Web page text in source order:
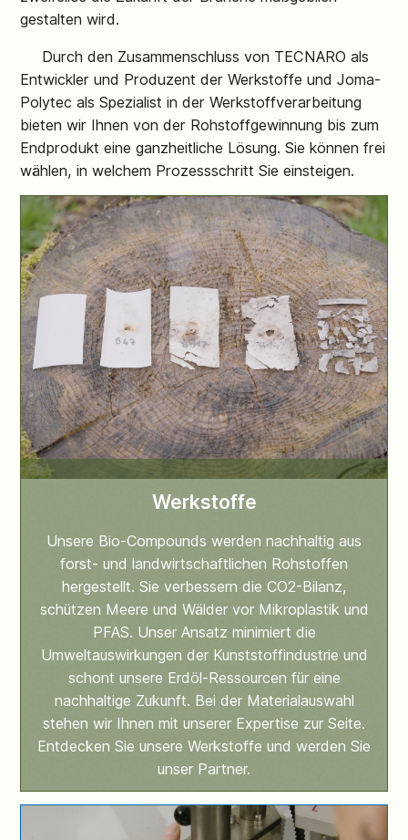
gestalten wird.
Durch den Zusammenschluss von TECNARO als
Entwickler und Produzent der Werkstoffe und Joma-
Polytec als Spezialist in der Werkstoffverarbeitung
bieten wir Ihnen von der Rohstoffgewinnung bis zum
Endprodukt eine ganzheitliche Lösung. Sie können frei
wählen, in welchem Prozessschritt Sie einsteigen.
Werkstoffe
Unsere Bio-Compounds werden nachhaltig aus
forst- und landwirtschaftlichen Rohstoffen
hergestellt. Sie verbessern die CO2-Bilanz,
schützen Meere und Wälder vor Mikroplastik und
PFAS. Unser Ansatz minimiert die
Umweltauswirkungen der Kunststoffindustrie und
schont unsere Erdöl-Ressourcen für eine
nachhaltige Zukunft. Bei der Materialauswahl
stehen wir Ihnen mit unserer Expertise zur Seite.
Entdecken Sie unsere Werkstoffe und werden Sie
unser Partner.